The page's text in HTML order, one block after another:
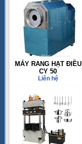
MÁY RANG HẠT ĐIỀU
CY 50
Liên hệ